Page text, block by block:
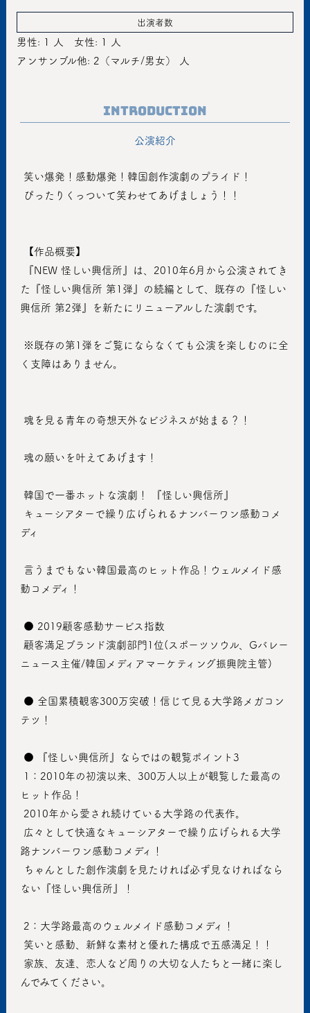
出演者数
男性: 1 人
女性: 1 人
アンサンブル他: 2（マルチ/男女） 人
Introduction
公演紹介
笑い爆発！感動爆発！韓国創作演劇のプライド！
ぴったりくっついて笑わせてあげましょう！！
【作品概要】
た『怪しい興信所 第1弾』の続編として、既存の『怪しい
興信所 第2弾』を新たにリニューアルした演劇です。
く支障はありません。
魂を見る青年の奇想天外なビジネスが始まる？！
魂の願いを叶えてあげます！
韓国で一番ホットな演劇！ 『怪しい興信所』
ディ
動コメディ！
● 2019顧客感動サービス指数
ニュース主催/韓国メディアマーケティング振興院主管)
テツ！
● 『怪しい興信所』ならではの観覧ポイント3
ヒット作品！
2010年から愛され続けている大学路の代表作。
路ナンバーワン感動コメディ！
ない『怪しい興信所』！
2：大学路最高のウェルメイド感動コメディ！
笑いと感動、新鮮な素材と優れた構成で五感満足！！
んでみてください。